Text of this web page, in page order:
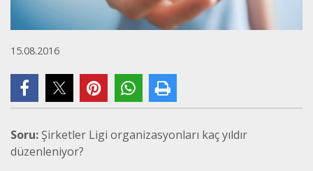
15.08.2016
Soru: Şirketler Ligi organizasyonları kaç yıldır
düzenleniyor?